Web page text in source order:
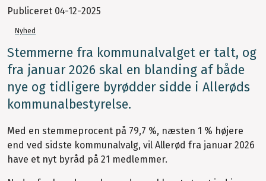
Publiceret 04-12-2025
Nyhed
Stemmerne fra kommunalvalget er talt, og
fra januar 2026 skal en blanding af både
nye og tidligere byrødder sidde i Allerøds
kommunalbestyrelse.
Med en stemmeprocent på 79,7 %, næsten 1 % højere
end ved sidste kommunalvalg, vil Allerød fra januar 2026
have et nyt byråd på 21 medlemmer.